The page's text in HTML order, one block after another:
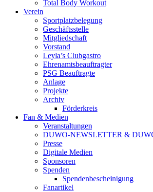
Total Body Workout
Verein
Sportplatzbelegung
Geschäftsstelle
Mitgliedschaft
Vorstand
Leyla’s Clubgastro
Ehrenamtsbeauftragter
PSG Beauftragte
Anlage
Projekte
Archiv
Förderkreis
Fan & Medien
Veranstaltungen
DUWO-NEWSLETTER &
Presse
Digitale Medien
Sponsoren
Spenden
Spendenbescheinigung
Fanartikel